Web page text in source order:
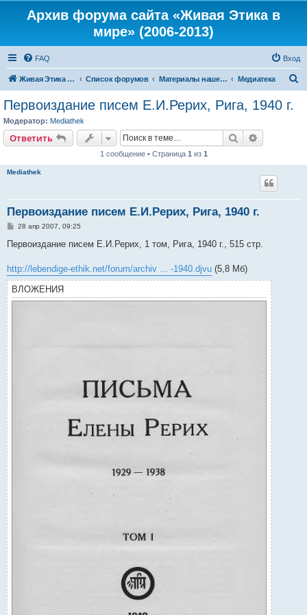
Архив форума сайта «Живая Этика в
мире» (2006-2013)
FAQ Вход
Живая Этика в мире Список форумов Материалы нашего портала Медиатека
Первоиздание писем Е.И.Рерих, Рига, 1940 г.
Модератор: Mediathek
Ответить Поиск
1 сообщение • Страница 1 из 1
Mediathek
Первоиздание писем Е.И.Рерих, Рига, 1940 г.
С
о
б
е
н
и
е
28 апр 2007, 09:25
Первоиздание писем Е.И.Рерих, 1 том, Рига, 1940 г., 515 стр.
http://lebendige-ethik.net/forum/archiv ... -1940.djvu (5,8 Мб)
ВЛОЖЕНИЯ